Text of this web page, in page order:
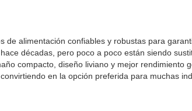
alimentación confiables y robustas para
décadas, pero poco a poco están siendo
compacto, diseño liviano y mejor rendimiento
en la opción preferida para muchas